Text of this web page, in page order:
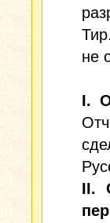
не
I.
II.